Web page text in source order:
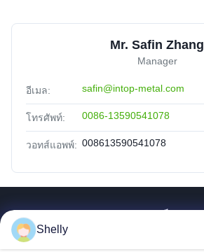
Mr. Safin Zhang
Manager
อีเมล: safin@intop-metal.com
โทรศัพท์: 0086-13590541078
วอทส์แอพพ์: 008613590541078
Shelly